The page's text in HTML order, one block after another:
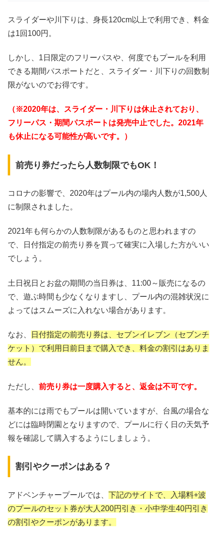
スライダーや川下りは、身長120cm以上で利用でき、料金
は1回100円。
しかし、1日限定のフリーパスや、何度でもプールを利用
できる期間パスポートだと、スライダー・川下りの回数制
限がないのでお得です。
（※2020年は、スライダー・川下りは休止されており、
フリーパス・期間パスポートは発売中止でした。2021年
も休止になる可能性が高いです。）
前売り券だったら人数制限でもOK！
コロナの影響で、2020年はプール内の場内人数が1,500人
に制限されました。
2021年も何らかの人数制限があるものと思われますの
で、日付指定の前売り券を買って確実に入場した方がいい
でしょう。
土日祝日とお盆の期間の当日券は、11:00～販売になるの
で、遊ぶ時間も少なくなりますし、プール内の混雑状況に
よってはスムーズに入れない場合があります。
なお、
日付指定の前売り券は、セブンイレブン（セブンチ
ケット）で利用日前日まで購入でき、料金の割引はありま
せん。
ただし、 前売り券は一度購入すると、返金は不可です。
基本的には雨でもプールは開いていますが、台風の場合な
どには臨時閉園となりますので、プールに行く日の天気予
報を確認して購入するようにしましょう。
割引やクーポンはある？
アドベンチャープールでは、 下記のサイトで、入場料+波
のプールのセット券が大人200円引き・小中学生40円引き
の割引やクーポンがあります。